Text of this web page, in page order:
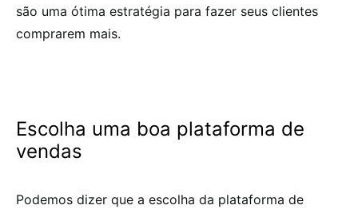
são uma ótima estratégia para fazer seus clientes
comprarem mais.
Escolha uma boa plataforma de
vendas
Podemos dizer que a escolha da plataforma de